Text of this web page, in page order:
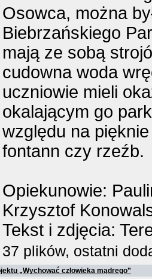
Osowca, można
Biebrzańskiego
mają ze sobą
cudowna woda
uczniowie mieli
okalającym go
względu na
fontann czy rzeźb.
Opiekunowie:
Krzysztof
Tekst i zdjęcia:
37 plików, ostatni
„Wychować człowieka mądrego”